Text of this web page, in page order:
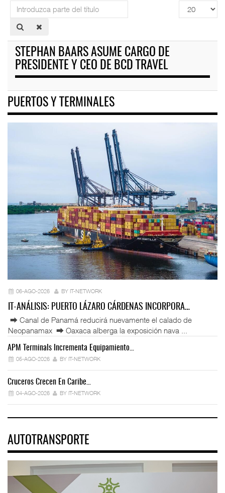
Introduzca
parte
del
Cantidad
a
STEPHAN BAARS ASUME CARGO DE
PRESIDENTE Y CEO DE BCD TRAVEL
PUERTOS Y TERMINALES
06-AGO-2026 BY IT-NETWORK
IT-ANÁLISIS: PUERTO LÁZARO CÁRDENAS INCORPORA…
⮕ Canal de Panamá reducirá nuevamente el calado de
Neopanamax ⮕ Oaxaca alberga la exposición nava ...
APM Terminals Incrementa Equipamiento…
05-AGO-2026 BY IT-NETWORK
Cruceros Crecen En Caribe…
04-AGO-2026 BY IT-NETWORK
AUTOTRANSPORTE